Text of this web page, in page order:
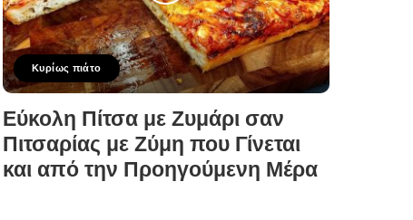
Κυρίως πιάτο
Εύκολη Πίτσα με Ζυμάρι σαν
Πιτσαρίας με Ζύμη που Γίνεται
και από την Προηγούμενη Μέρα